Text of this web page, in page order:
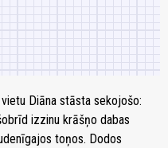
Diāna stāsta sekojošo:
izzinu krāšņo dabas
toņos. Dodos